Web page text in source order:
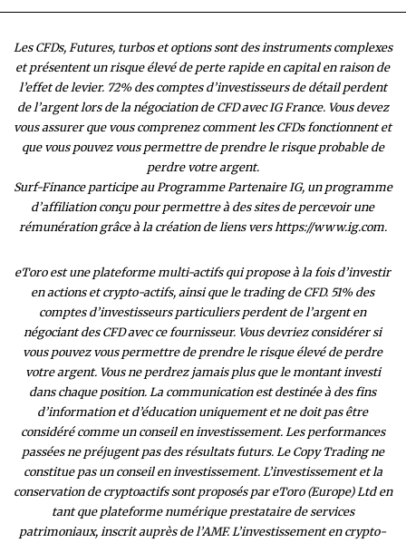
Les CFDs, Futures, turbos et options sont des instruments complexes
et présentent un risque élevé de perte rapide en capital en raison de
l’effet de levier. 72% des comptes d’investisseurs de détail perdent
de l’argent lors de la négociation de CFD avec IG France. Vous devez
vous assurer que vous comprenez comment les CFDs fonctionnent et
que vous pouvez vous permettre de prendre le risque probable de
perdre votre argent.
Surf-Finance participe au Programme Partenaire IG, un programme
d’affiliation conçu pour permettre à des sites de percevoir une
rémunération grâce à la création de liens vers https://www.ig.com.
eToro est une plateforme multi-actifs qui propose à la fois d’investir
en actions et crypto-actifs, ainsi que le trading de CFD. 51% des
comptes d’investisseurs particuliers perdent de l’argent en
négociant des CFD avec ce fournisseur. Vous devriez considérer si
vous pouvez vous permettre de prendre le risque élevé de perdre
votre argent. Vous ne perdrez jamais plus que le montant investi
dans chaque position. La communication est destinée à des fins
d’information et d’éducation uniquement et ne doit pas être
considéré comme un conseil en investissement. Les performances
passées ne préjugent pas des résultats futurs. Le Copy Trading ne
constitue pas un conseil en investissement. L’investissement et la
conservation de cryptoactifs sont proposés par eToro (Europe) Ltd en
tant que plateforme numérique prestataire de services
patrimoniaux, inscrit auprès de l’AMF. L’investissement en crypto-